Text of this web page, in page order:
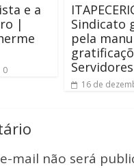
e a
|
0
Sindicato
pela
Servidores
16 de
mail não será